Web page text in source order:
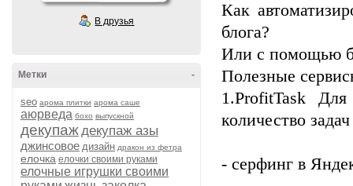
В друзья
-
Метки
seo арома плитки арома саше
аюрведа бохо выпускной
декупаждекупаж азы
джинсовое дизайн дракон из фетра
елочка елочки своими руками
елочные игрушки своими
Как
блога?
Или с помощью
Полезные
1.ProfitTask
количество
- серфинг в